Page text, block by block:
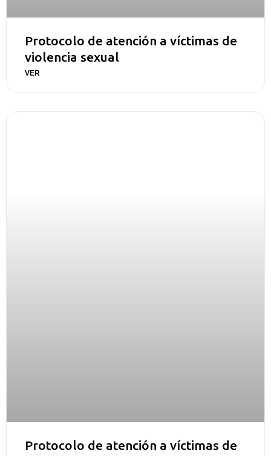
Protocolo de atención a víctimas de
violencia sexual
VER
Protocolo de atención a víctimas de